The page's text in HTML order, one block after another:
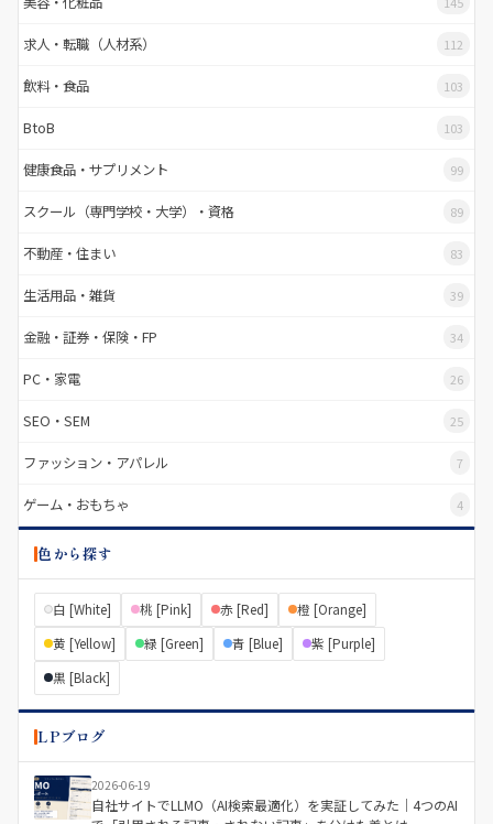
求人・転職（人材系） 112
飲料・食品 103
BtoB 103
健康食品・サプリメント 99
スクール（専門学校・大学）・資格 89
不動産・住まい 83
生活用品・雑貨 39
金融・証券・保険・FP 34
PC・家電 26
SEO・SEM 25
ファッション・アパレル 7
ゲーム・おもちゃ 4
色から探す
白 [White] 桃 [Pink] 赤 [Red]
橙 [Orange]
黄 [Yellow]
緑 [Green] 青 [Blue]
紫 [Purple]
黒 [Black]
LPブログ
2026-06-19
自社サイトでLLMO（AI検索最適化）を実証してみた｜4つのAI